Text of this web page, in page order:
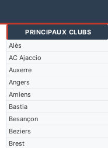
PRINCIPAUX CLUBS
Alès
AC Ajaccio
Auxerre
Angers
Amiens
Bastia
Besançon
Beziers
Brest